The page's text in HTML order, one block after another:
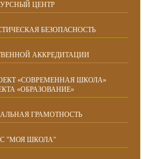
ЦЕНТР
БЕЗОПАСНОСТЬ
АККРЕДИТАЦИИ
«СОВРЕМЕННАЯ ШКОЛА»
«ОБРАЗОВАНИЕ»
ГРАМОТНОСТЬ
"МОЯ ШКОЛА"